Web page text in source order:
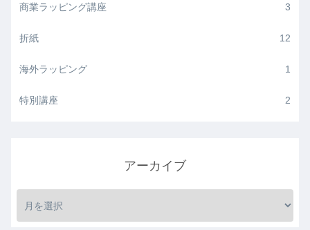
商業ラッピング講座 3
折紙 12
海外ラッピング 1
特別講座 2
アーカイブ